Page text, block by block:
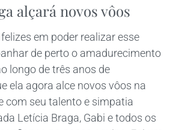
alçará novos vôos
em poder realizar esse
de perto o amadurecimento
longo de três anos de
ela agora alce novos vôos na
com seu talento e simpatia
Letícia Braga, Gabi e todos os